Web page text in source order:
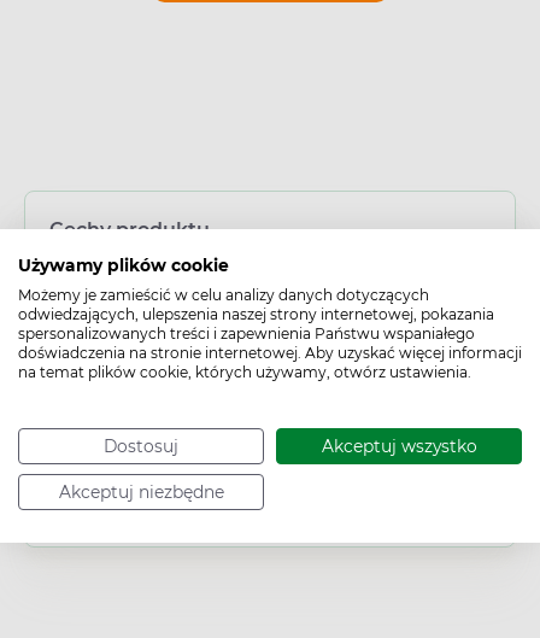
Używamy plików cookie
Możemy je zamieścić w celu analizy danych dotyczących
odwiedzających, ulepszenia naszej strony internetowej, pokazania
spersonalizowanych treści i zapewnienia Państwu wspaniałego
doświadczenia na stronie internetowej. Aby uzyskać więcej informacji
na temat plików cookie, których używamy, otwórz ustawienia.
Dostosuj Akceptuj wszystko
Akceptuj niezbędne
Cechy produktu
Typ produktu:
Wyrób medyczny
Wiek:
Dorosły
Płeć:
Działanie/właściwości:
Nawilżające /
Ochronne
Problem:
Odleżyny / Rana skóry /